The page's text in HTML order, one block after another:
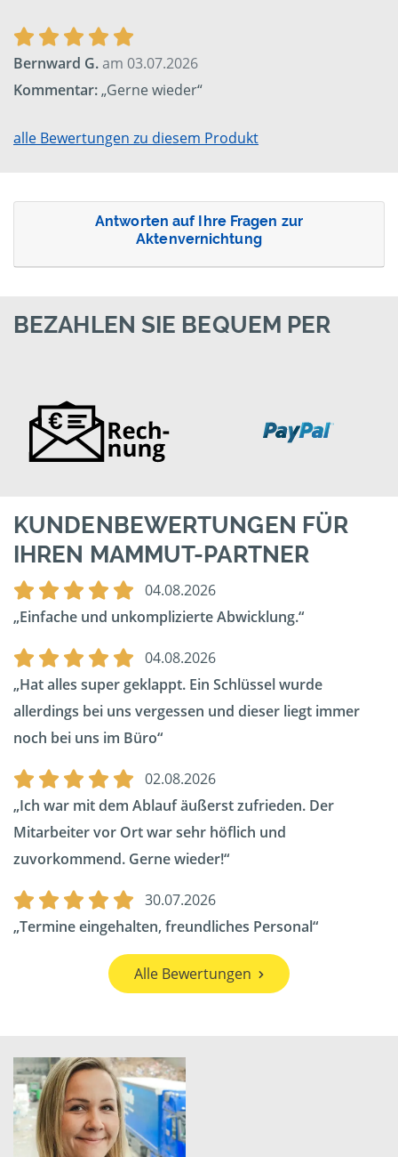
Bernward G.am 03.07.2026
Kommentar:„Gerne wieder“
alle Bewertungen zu diesem Produkt
Antworten auf Ihre Fragen zur
Aktenvernichtung
BEZAHLEN SIE BEQUEM PER
KUNDENBEWERTUNGEN FÜR
IHREN MAMMUT-PARTNER
04.08.2026
Einfache und unkomplizierte Abwicklung.
04.08.2026
Hat alles super geklappt. Ein Schlüssel wurde
allerdings bei uns vergessen und dieser liegt immer
noch bei uns im Büro
02.08.2026
Ich war mit dem Ablauf äußerst zufrieden. Der
Mitarbeiter vor Ort war sehr höflich und
zuvorkommend. Gerne wieder!
30.07.2026
Termine eingehalten, freundliches Personal
Alle Bewertungen